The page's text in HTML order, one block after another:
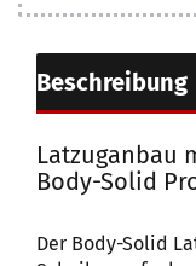
Beschreibung
Latzuganbau
Body-Solid
Der Body-Solid